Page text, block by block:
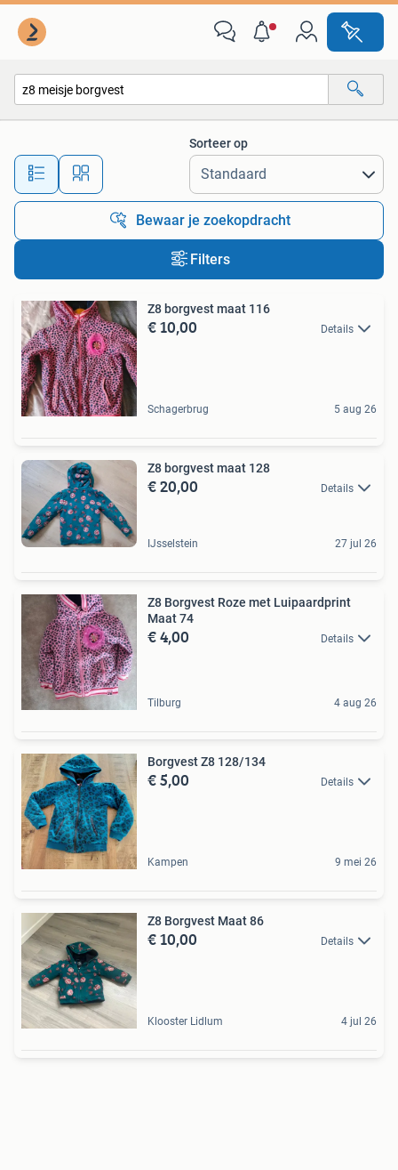
Alle afstanden…
Sorteer op
Bewaar je zoekopdracht
Filters
Z8 borgvest maat 116
€ 10,00 Details
Schagerbrug 5 aug 26
Z8 borgvest maat 128
€ 20,00 Details
IJsselstein 27 jul 26
Z8 Borgvest Roze met Luipaardprint
Maat 74
€ 4,00 Details
Tilburg 4 aug 26
Borgvest Z8 128/134
€ 5,00 Details
Kampen 9 mei 26
Z8 Borgvest Maat 86
€ 10,00 Details
Klooster Lidlum 4 jul 26